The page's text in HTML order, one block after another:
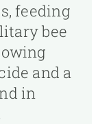
feeding
bee
and a
in